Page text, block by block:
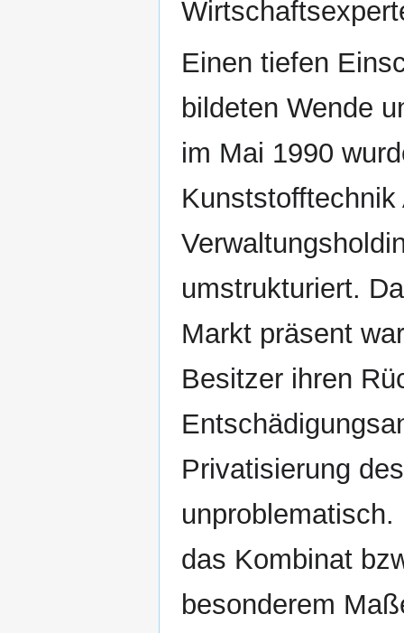
Einen tiefen
bildeten Wende
im Mai 1990
umstrukturiert.
Markt präsent
Besitzer ihren
Privatisierung
das Kombinat
besonderem